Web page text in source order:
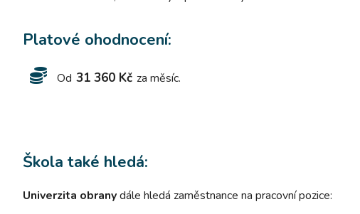
Platové ohodnocení:
Od 31 360 Kč za měsíc.
Škola také hledá:
Univerzita obranydále hledá zaměstnance na pracovní pozice: